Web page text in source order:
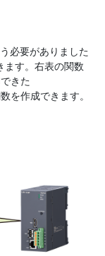
必要がありました
ます。右表の関数
きた
を作成できます。